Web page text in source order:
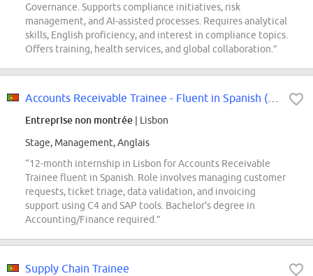
Governance. Supports compliance initiatives, risk
management, and AI-assisted processes. Requires analytical
skills, English proficiency, and interest in compliance topics.
Offers training, health services, and global collaboration.”
Entreprise non montrée | Lisbon
Stage, Management, Anglais
“12-month internship in Lisbon for Accounts Receivable
Trainee fluent in Spanish. Role involves managing customer
requests, ticket triage, data validation, and invoicing
support using C4 and SAP tools. Bachelor's degree in
Accounting/Finance required.”
Supply Chain Trainee